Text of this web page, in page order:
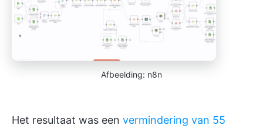
Afbeelding: n8n
Het resultaat was een vermindering van 55